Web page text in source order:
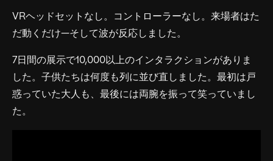
VRヘッドセットなし。コントローラーなし。来場者はた
だ動くだけ—そして波が反応しました。
7日間の展示で10,000以上のインタラクションがありま
した。子供たちは何度も列に並び直しました。最初は戸
惑っていた大人も、最後には両腕を振って笑っていまし
た。